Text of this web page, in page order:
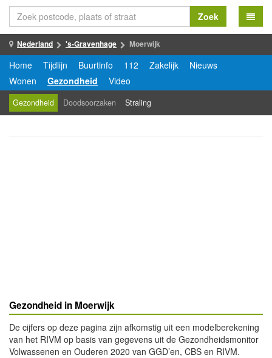
Zoek
Nederland 's-Gravenhage Moerwijk
Home Tijdlijn Buurtinfo 112 Zakelijk
Nieuws
Wonen
Gezondheid Video
Gezondheid Doodsoorzaken Straling
Gezondheid in Moerwijk
De cijfers op deze pagina zijn afkomstig uit een modelberekening
van het RIVM op basis van gegevens uit de Gezondheidsmonitor
Volwassenen en Ouderen 2020 van GGD’en, CBS en RIVM.